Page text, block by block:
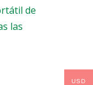
de
las
USD